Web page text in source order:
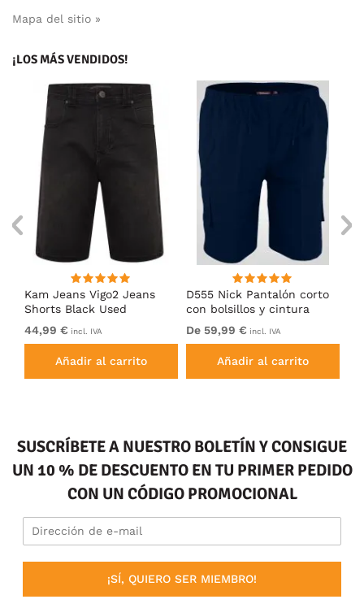
Mapa del sitio »
¡LOS MÁS VENDIDOS!
Kam Jeans Vigo2 Jeans
Shorts Black Used
44,99 € incl. IVA
Añadir al carrito
D555 Nick Pantalón corto
con bolsillos y cintura
elástica Azul marino
De 59,99 € incl. IVA
Añadir al carrito
SUSCRÍBETE A NUESTRO BOLETÍN Y CONSIGUE
UN 10 % DE DESCUENTO EN TU PRIMER PEDIDO
CON UN CÓDIGO PROMOCIONAL
¡SÍ, QUIERO SER MIEMBRO!